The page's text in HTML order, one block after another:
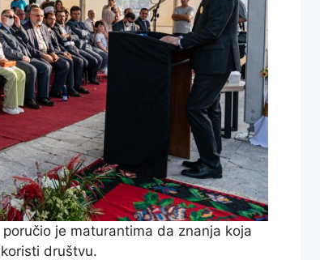
je maturantima da znanja koja
društvu.